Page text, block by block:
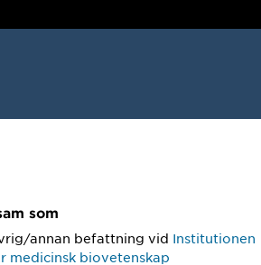
som
annan befattning vid Institutionen
medicinsk biovetenskap